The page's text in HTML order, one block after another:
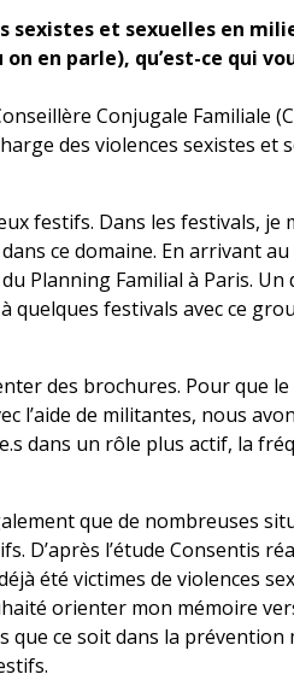
sexistes et sexuelles en
en parle), qu’est-ce qui
Conjugale Familiale
des violences sexistes et
festifs. Dans les festivals, je
ce domaine. En arrivant
Planning Familial à Paris. Un
festivals avec ce
des brochures. Pour que
l’aide de militantes, nous
dans un rôle plus actif, la
que de nombreuses
D’après l’étude Consentis
été victimes de violences
orienter mon mémoire
que ce soit dans la prévention